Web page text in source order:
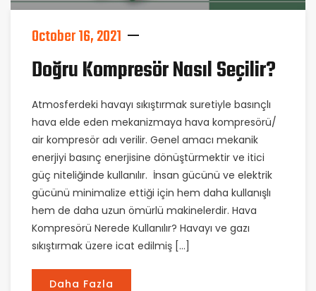
October 16, 2021
Doğru Kompresör Nasıl Seçilir?
Atmosferdeki havayı sıkıştırmak suretiyle basınçlı
hava elde eden mekanizmaya hava kompresörü/
air kompresör adı verilir. Genel amacı mekanik
enerjiyi basınç enerjisine dönüştürmektir ve itici
güç niteliğinde kullanılır. İnsan gücünü ve elektrik
gücünü minimalize ettiği için hem daha kullanışlı
hem de daha uzun ömürlü makinelerdir. Hava
Kompresörü Nerede Kullanılır? Havayı ve gazı
sıkıştırmak üzere icat edilmiş […]
Daha Fazla